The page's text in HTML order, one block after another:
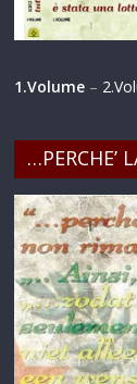
1.Volume –
…PERCHE’